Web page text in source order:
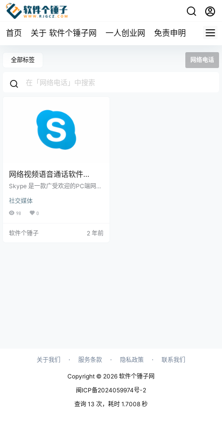
首页 关于 软件个锤子网 一人创业网 免责申明
全部标签 网络电话
网络视频语音通话软件
Skype v8.122.76.100 免费版
Skype 是一款广受欢迎的PC端网络
互联网协议进行语音通话。Skype
用户间的电话和视频通话完全免
供即时通讯、文件传输、视频会议
社交媒体
98 0
软件个锤子 2 年前
关于我们 · 服务条款 · 隐私政策 · 联系我们
Copyright © 2026 软件个锤子网
闽ICP备2024059974号-2
查询 13 次，耗时 1.7008 秒